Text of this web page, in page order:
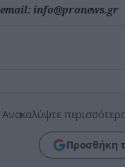
email: info@pronews.gr
Ανακαλύψτε
Προσθήκη